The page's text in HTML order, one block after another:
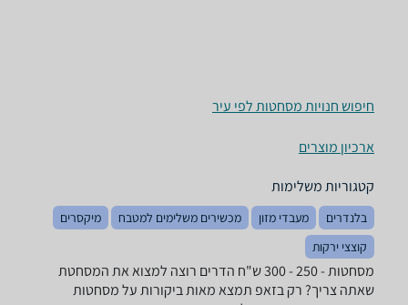
חיפוש חנויות מסחטות לפי עיר
ארכיון מוצרים
קטגוריות משלימות
בלנדרים מעבדי מזון מכשירים משלימים למטבח
מיקסרים
קוצצי ירקות
מסחטות - ‏250 - 300 ‏ש"ח ‏הדרים רוצה למצוא את המסחטת
שאתה צריך? רק בזאפ תמצא מאות ביקורות על מסחטות